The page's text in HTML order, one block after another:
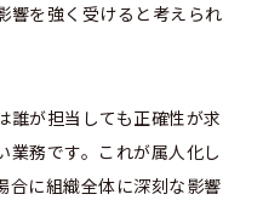
響を強く受けると考えられ
誰が担当しても正確性が求
業務です。これが属人化し
合に組織全体に深刻な影響